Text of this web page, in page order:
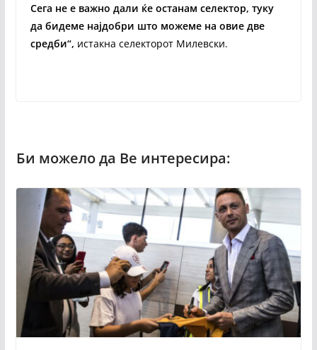
Сега не е важно дали ќе останам селектор, туку
да бидеме најдобри што можеме на овие две
средби“, истакна селекторот Милевски.